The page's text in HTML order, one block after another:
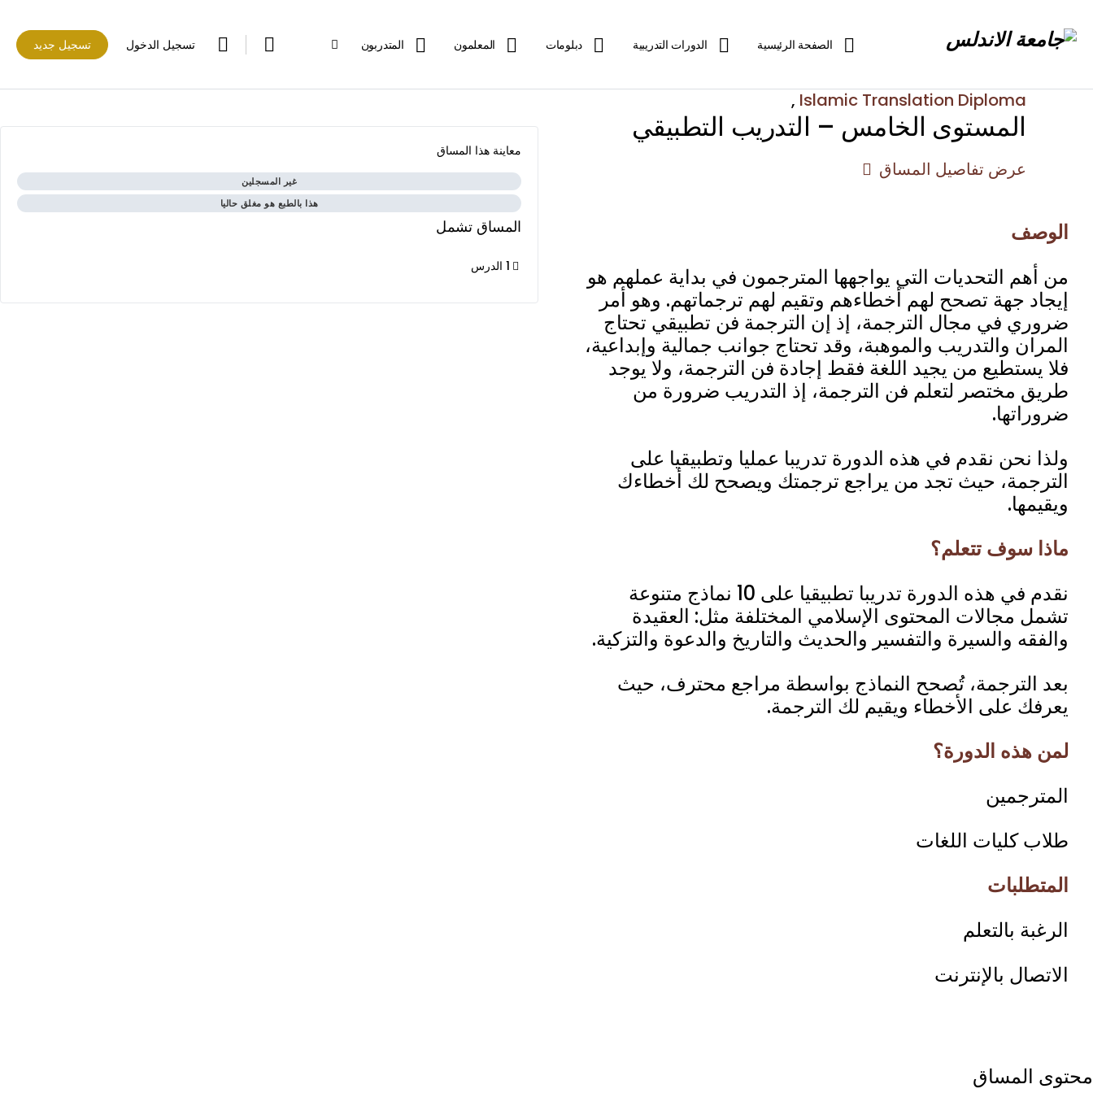
الصفحة الرئيسية الدورات التدريبية دبلومات المعلمون المتدربون تسجيل الدخول تسجيل جديد
Islamic Translation Diploma
,
المستوى الخامس – التدريب التطبيقي
عرض تفاصيل المساق
الوصف
من أهم التحديات التي يواجهها المترجمون في بداية عملهم هو
إيجاد جهة تصحح لهم أخطاءهم وتقيم لهم ترجماتهم. وهو أمر
ضروري في مجال الترجمة، إذ إن الترجمة فن تطبيقي تحتاج
المران والتدريب والموهبة، وقد تحتاج جوانب جمالية وإبداعية،
فلا يستطيع من يجيد اللغة فقط إجادة فن الترجمة، ولا يوجد
طريق مختصر لتعلم فن الترجمة، إذ التدريب ضرورة من
ضروراتها.
ولذا نحن نقدم في هذه الدورة تدريبا عمليا وتطبيقيا على
الترجمة، حيث تجد من يراجع ترجمتك ويصحح لك أخطاءك
ويقيمها.
ماذا سوف تتعلم؟
نقدم في هذه الدورة تدريبا تطبيقيا على 10 نماذج متنوعة
تشمل مجالات المحتوى الإسلامي المختلفة مثل: العقيدة
والفقه والسيرة والتفسير والحديث والتاريخ والدعوة والتزكية.
بعد الترجمة، تُصحح النماذج بواسطة مراجع محترف، حيث
يعرفك على الأخطاء ويقيم لك الترجمة.
لمن هذه الدورة؟
المترجمين
طلاب كليات اللغات
المتطلبات
الرغبة بالتعلم
الاتصال بالإنترنت
محتوى المساق
معاينة هذا المساق
غير المسجلين
هذا بالطبع هو مغلق حاليا
المساق تشمل
1 الدرس